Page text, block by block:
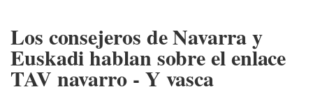
Los consejeros de Navarra y
Euskadi hablan sobre el enlace
TAV navarro - Y vasca